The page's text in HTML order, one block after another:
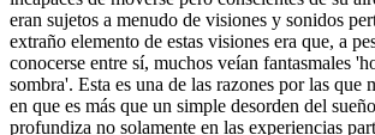
eran sujetos a menudo de visiones y sonidos
extraño elemento de estas visiones era que, a
conocerse entre sí, muchos veían fantasmales
sombra'. Esta es una de las razones por las que
en que es más que un simple desorden del
profundiza no solamente en las experiencias